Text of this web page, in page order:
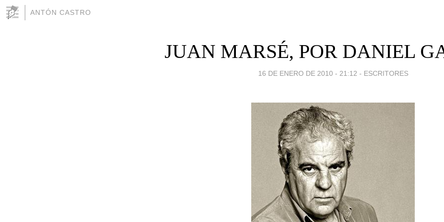
ANTÓN CASTRO
JUAN MARSÉ, POR DANIEL
16 DE ENERO DE 2010 - 21:12 - ESCRITORES